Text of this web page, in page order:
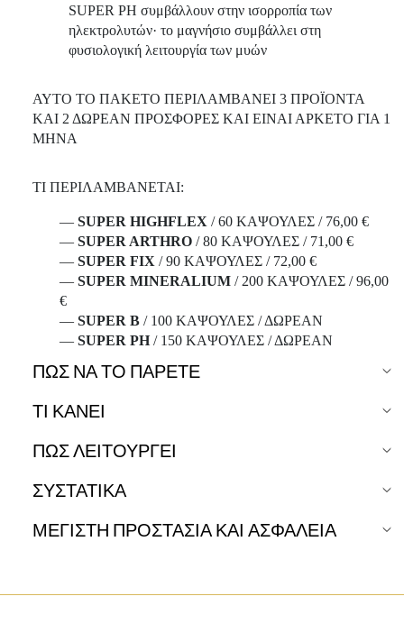
SUPER PH συμβάλλουν στην ισορροπία των
ηλεκτρολυτών· το μαγνήσιο συμβάλλει στη
φυσιολογική λειτουργία των μυών
ΑΥΤΟ ΤΟ ΠΑΚΕΤΟ ΠΕΡΙΛΑΜΒΑΝΕΙ 3 ΠΡΟΪΟΝΤΑ
ΚΑΙ 2 ΔΩΡΕΑΝ ΠΡΟΣΦΟΡΕΣ ΚΑΙ ΕΙΝΑΙ ΑΡΚΕΤΟ ΓΙΑ 1
ΜΗΝΑ
ΤΙ ΠΕΡΙΛΑΜΒΑΝΕΤΑΙ:
— SUPER HIGHFLEX / 60 ΚΑΨΟΥΛΕΣ / 76,00 €
— SUPER ARTHRO / 80 ΚΑΨΟΥΛΕΣ / 71,00 €
— SUPER FIX / 90 ΚΑΨΟΥΛΕΣ / 72,00 €
— SUPER MINERALIUM / 200 ΚΑΨΟΥΛΕΣ / 96,00
€
— SUPER B / 100 ΚΑΨΟΥΛΕΣ / ΔΩΡΕΑΝ
— SUPER PH/ 150 ΚΑΨΟΥΛΕΣ / ΔΩΡΕΑΝ
ΠΏΣ ΝΑ ΤΟ ΠΆΡΕΤΕ
ΤΙ ΚΑΝΕΙ
ΠΩΣ ΛΕΙΤΟΥΡΓΕΙ
ΣΥΣΤΑΤΙΚΑ
ΜΕΓΙΣΤΗ ΠΡΟΣΤΑΣΙΑ ΚΑΙ ΑΣΦΑΛΕΙΑ